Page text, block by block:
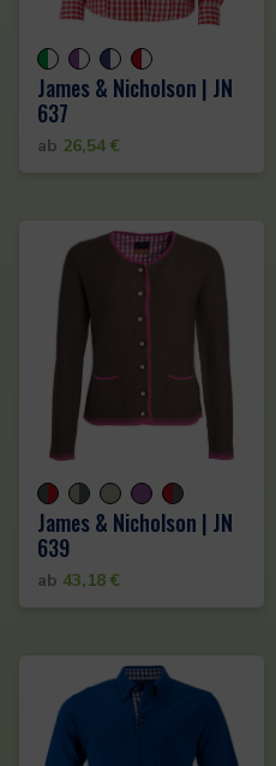
James & Nicholson | JN
637
ab 26,54 €
James & Nicholson | JN
639
ab 43,18 €